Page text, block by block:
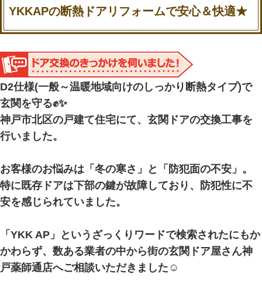
YKKAPの断熱ドアリフォームで安心＆快適★
D2仕様(一般～温暖地域向けのしっかり断熱タイプ)で
玄関を守る✊✨
神戸市北区の戸建て住宅にて、玄関ドアの交換工事を
行いました。
お客様のお悩みは「冬の寒さ」と「防犯面の不安」。
特に既存ドアは下部の鍵が故障しており、防犯性に不
安を感じられていました。
「YKK AP」というざっくりワードで検索されたにもか
かわらず、数ある業者の中から街の玄関ドア屋さん神
戸薬師通店へご相談いただきました☺